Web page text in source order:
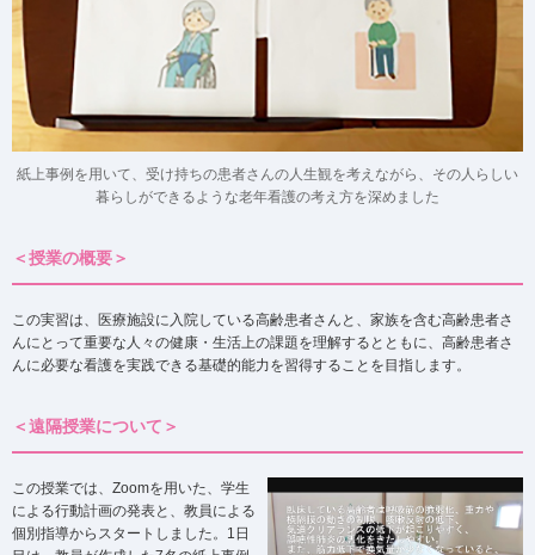
紙上事例を用いて、受け持ちの患者さんの人生観を考えながら、その人らしい
暮らしができるような老年看護の考え方を深めました
＜授業の概要＞
この実習は、医療施設に入院している高齢患者さんと、家族を含む高齢患者さ
んにとって重要な人々の健康・生活上の課題を理解するとともに、高齢患者さ
んに必要な看護を実践できる基礎的能力を習得することを目指します。
＜遠隔授業について＞
この授業では、Zoomを用いた、学生
による行動計画の発表と、教員による
個別指導からスタートしました。1日